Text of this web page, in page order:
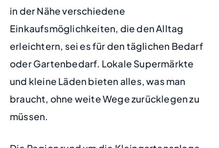
in der Nähe verschiedene
Einkaufsmöglichkeiten, die den Alltag
erleichtern, sei es für den täglichen Bedarf
oder Gartenbedarf. Lokale Supermärkte
und kleine Läden bieten alles, was man
braucht, ohne weite Wege zurücklegen zu
müssen.